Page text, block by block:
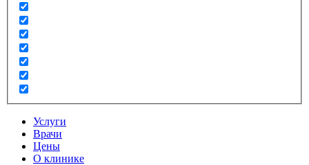
Услуги
Врачи
Цены
О клинике